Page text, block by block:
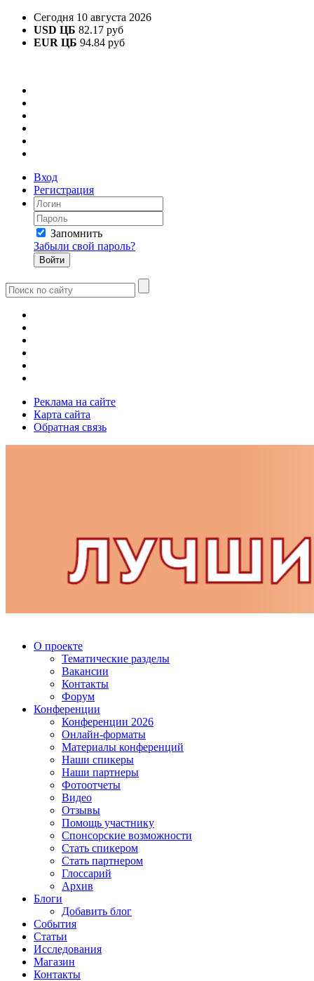
Сегодня 10 августа 2026
USD ЦБ 82.17 руб
EUR ЦБ 94.84 руб
Вход
Регистрация
Запомнить
Забыли свой пароль?
Реклама на сайте
Карта сайта
Обратная связь
О проекте
Тематические разделы
Вакансии
Контакты
Форум
Конференции
Конференции 2026
Онлайн-форматы
Материалы конференций
Наши спикеры
Наши партнеры
Фотоотчеты
Видео
Отзывы
Помощь участнику
Спонсорские возможности
Стать спикером
Стать партнером
Глоссарий
Архив
Блоги
Добавить блог
События
Статьи
Исследования
Магазин
Контакты